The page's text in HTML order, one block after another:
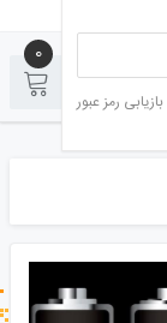
بازیابی رمز عبور
0